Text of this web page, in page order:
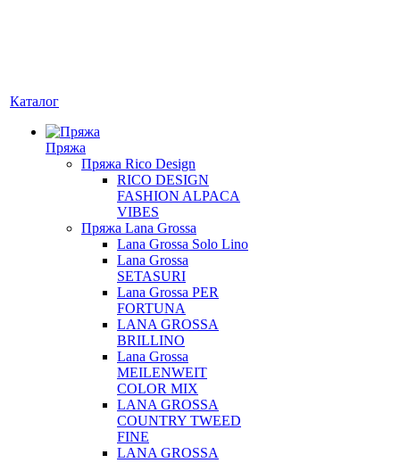
Каталог
Пряжа
Пряжа Rico Design
RICO DESIGN
FASHION ALPACA
VIBES
Пряжа Lana Grossa
Lana Grossa Solo Lino
Lana Grossa
SETASURI
Lana Grossa PER
FORTUNA
LANA GROSSA
BRILLINO
Lana Grossa
MEILENWEIT
COLOR MIX
LANA GROSSA
COUNTRY TWEED
FINE
LANA GROSSA